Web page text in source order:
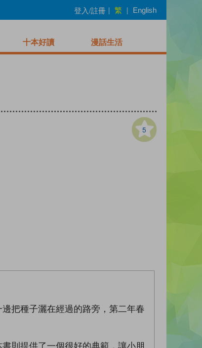
登入/註冊 | 繁 | English
十本好讀 漫話生活
5
把種子灑在經過的路旁，第二年春